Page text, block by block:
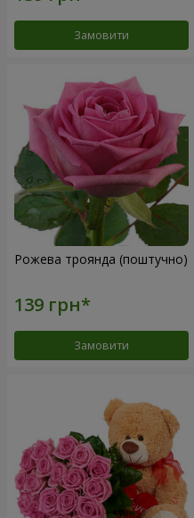
Замовити
Рожева троянда (поштучно)
Замовити